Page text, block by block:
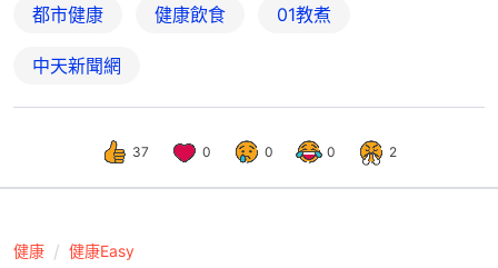
都市健康 健康飲食 01教煮
中天新聞網
37 0 0 0 2
健康 健康Easy